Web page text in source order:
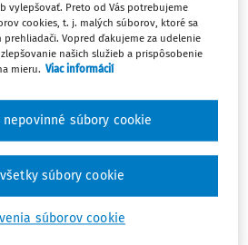
obsah z tejto oblasti je
portálu.
prístup na 10 dní
sa len zaregistrovať.
získate prístup aj k
obsahu:
vylepšovať. Preto od Vás potrebujeme
cookies, t. j. malých súborov, ktoré sa
Vopred ďakujeme za udelenie
našich služieb a prispôsobenie
mieru. Viac informácií
súborov cookie
súbory cookie
súbory cookie